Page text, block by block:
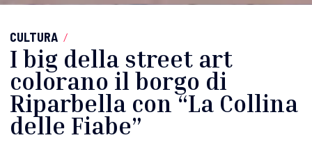
CULTURA /
I big della street art
colorano il borgo di
Riparbella con “La Collina
delle Fiabe”